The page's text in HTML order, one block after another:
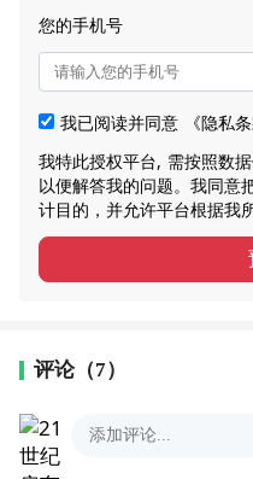
您的手机号
我已阅读并同意
《隐私条
我特此授权平台, 需按照数
以便解答我的问题。我同意
计目的，并允许平台根据我
评论（7）